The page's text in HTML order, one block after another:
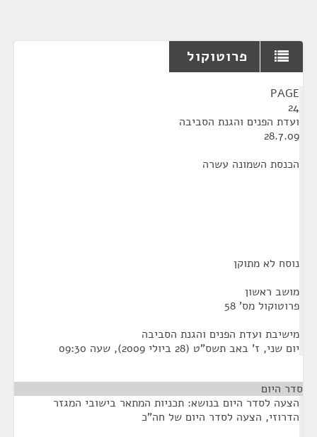
פרוטוקול
PAGE
24
ועדת הפנים והגנת הסביבה
28.7.09
הכנסת השמונה עשרה
נוסח לא מתוקן
מושב ראשון
פרוטוקול מס' 58
מישיבת ועדת הפנים והגנת הסביבה
יום שני, ז' באב תשס"ט (28 ביולי 2009), שעה 09:30
סדר היום
הצעה לסדר היום בנושא: תכניות המתאר בישובי המגזר
הדרוזי, הצעה לסדר היום של חה"כ